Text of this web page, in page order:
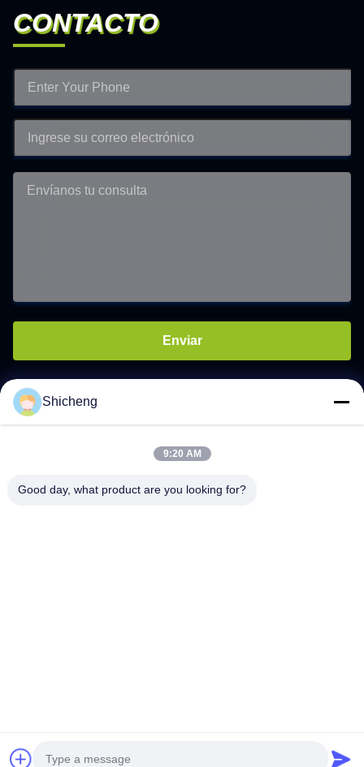
CONTACTO
Enviar
Habitación 101, No.13 Weimin Middle Road, ciudad de
Proveedor. © de Copyright 2025-2026 Guangzhou Shicheng
Shicheng
9:20 AM
Good day, what product are you looking for?